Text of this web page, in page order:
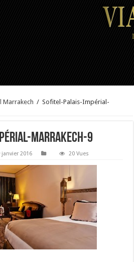
Marrakech / Sofitel-Palais-Impérial-
Marrakech-9
janvier 2016 20 Vues